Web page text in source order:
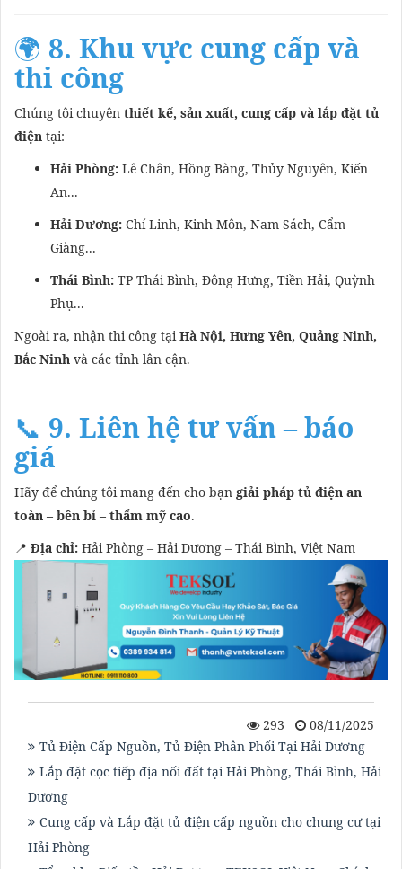
🌍 8. Khu vực cung cấp và
thi công
Chúng tôi chuyên thiết kế, sản xuất, cung cấp và lắp đặt tủ
điện tại:
Hải Phòng: Lê Chân, Hồng Bàng, Thủy Nguyên, Kiến
An...
Hải Dương: Chí Linh, Kinh Môn, Nam Sách, Cẩm
Giàng...
Thái Bình: TP Thái Bình, Đông Hưng, Tiền Hải, Quỳnh
Phụ...
Ngoài ra, nhận thi công tạiHà Nội, Hưng Yên, Quảng Ninh,
Bắc Ninh và các tỉnh lân cận.
📞 9. Liên hệ tư vấn – báo
giá
Hãy để chúng tôi mang đến cho bạn giải pháp tủ điện an
toàn – bền bỉ – thẩm mỹ cao.
📍 Địa chỉ: Hải Phòng – Hải Dương – Thái Bình, Việt Nam
293
08/11/2025
Tủ Điện Cấp Nguồn, Tủ Điện Phân Phối Tại Hải Dương
Lắp đặt cọc tiếp địa nối đất tại Hải Phòng, Thái Bình, Hải
Dương
Cung cấp và Lắp đặt tủ điện cấp nguồn cho chung cư tại
Hải Phòng